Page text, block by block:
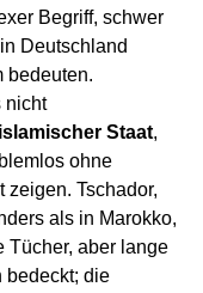
Begriff, schwer
Deutschland
bedeuten.
nicht
islamischer Staat,
ohne
zeigen. Tschador,
als in Marokko,
Tücher, aber lange
bedeckt; die